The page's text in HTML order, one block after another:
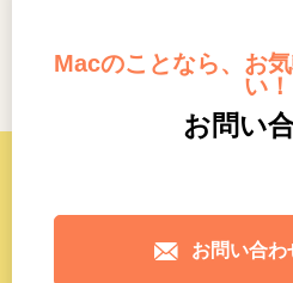
Macのことなら、お
い！
お問い
お問い合わ